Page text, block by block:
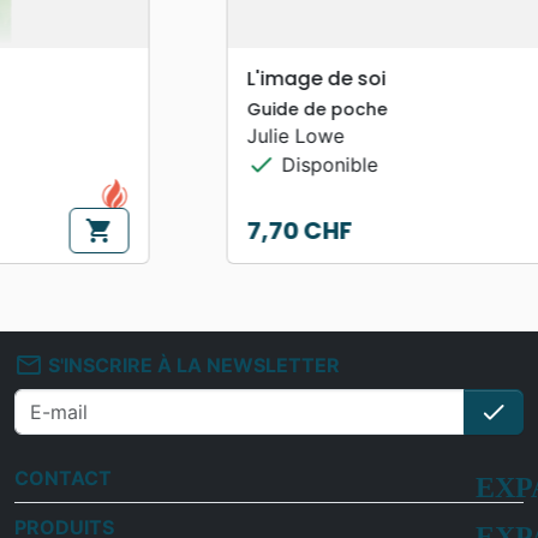
Prix7,70 CHF
mail_outline S'INSCRIRE À LA NEWSLETTER
check
CONTACT
PRODUITS